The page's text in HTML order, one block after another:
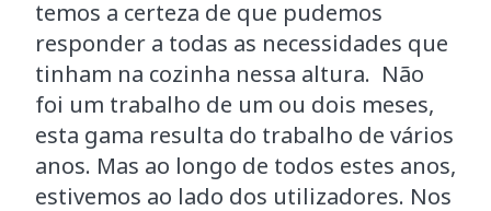
temos a certeza de que pudemos
responder a todas as necessidades que
tinham na cozinha nessa altura. Não
foi um trabalho de um ou dois meses,
esta gama resulta do trabalho de vários
anos. Mas ao longo de todos estes anos,
estivemos ao lado dos utilizadores. Nos